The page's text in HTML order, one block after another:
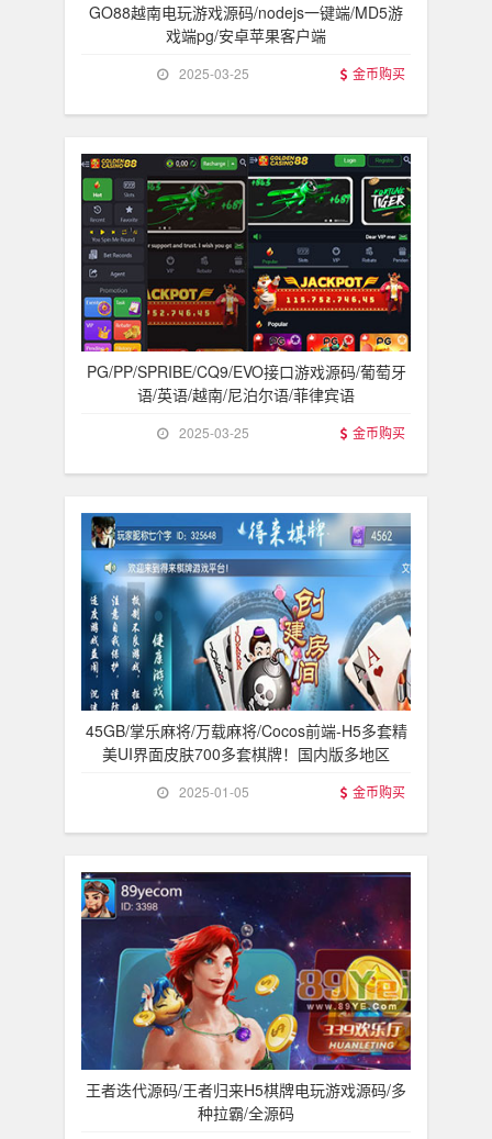
GO88越南电玩游戏源码/nodejs一键端/MD5游
戏端pg/安卓苹果客户端
2025-03-25 金币购买
PG/PP/SPRIBE/CQ9/EVO接口游戏源码/葡萄牙
语/英语/越南/尼泊尔语/菲律宾语
2025-03-25 金币购买
45GB/掌乐麻将/万载麻将/Cocos前端-H5多套精
美UI界面皮肤700多套棋牌！国内版多地区
2025-01-05 金币购买
王者迭代源码/王者归来H5棋牌电玩游戏源码/多
种拉霸/全源码